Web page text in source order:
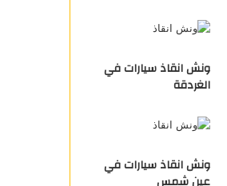
ونش انقاذ سيارات في
الغردقة
ونش انقاذ سيارات في